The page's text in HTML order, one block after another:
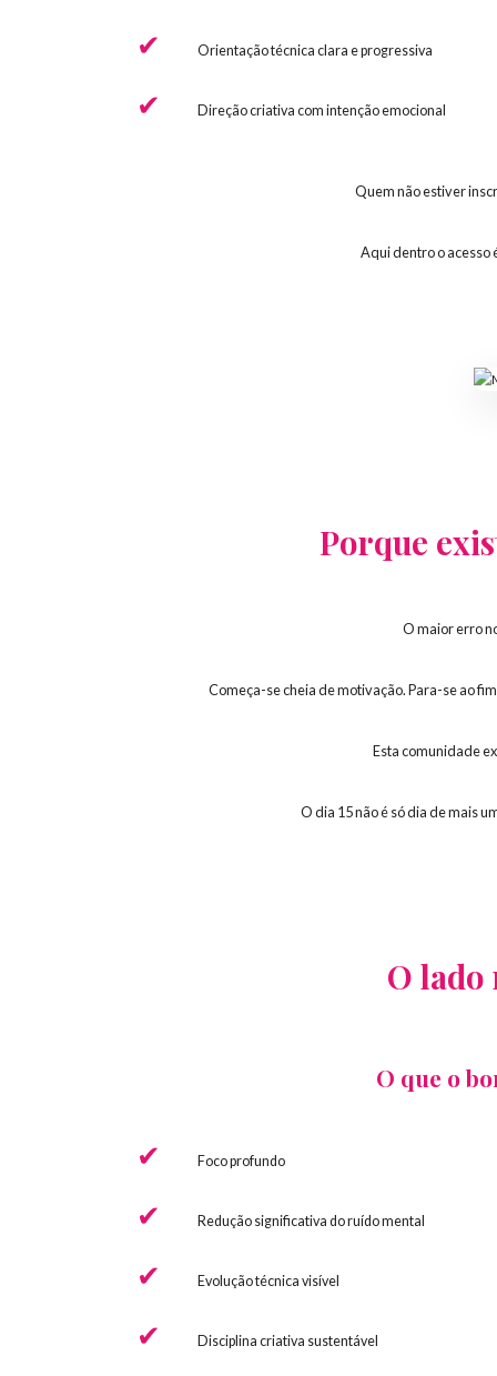
Orientação técnica clara e progressiva
Direção criativa com intenção emocional
Quem não estiver
Aqui dentro o acesso
Porque
O maior erro
Começa-se cheia de motivação. Para-se ao
Esta comunidade
O dia 15 não é só dia de mais
O lado
O que o
Foco profundo
Redução significativa do ruído mental
Evolução técnica visível
Disciplina criativa sustentável